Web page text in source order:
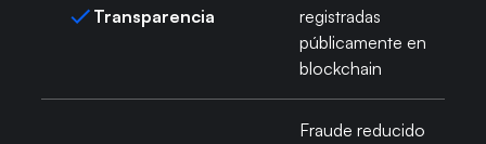
Transparencia
registradas
públicamente en
blockchain
Fraude reducido